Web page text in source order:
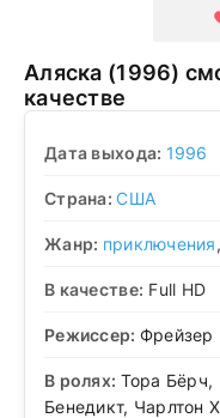
Аляска (1996) смотреть в хорошем
качестве
Дата выхода: 1996
Страна:США
Жанр: приключения
В качестве: Full HD
Режиссер: Фрейзер
В ролях: Тора Бёрч,
Бенедикт, Чарлтон